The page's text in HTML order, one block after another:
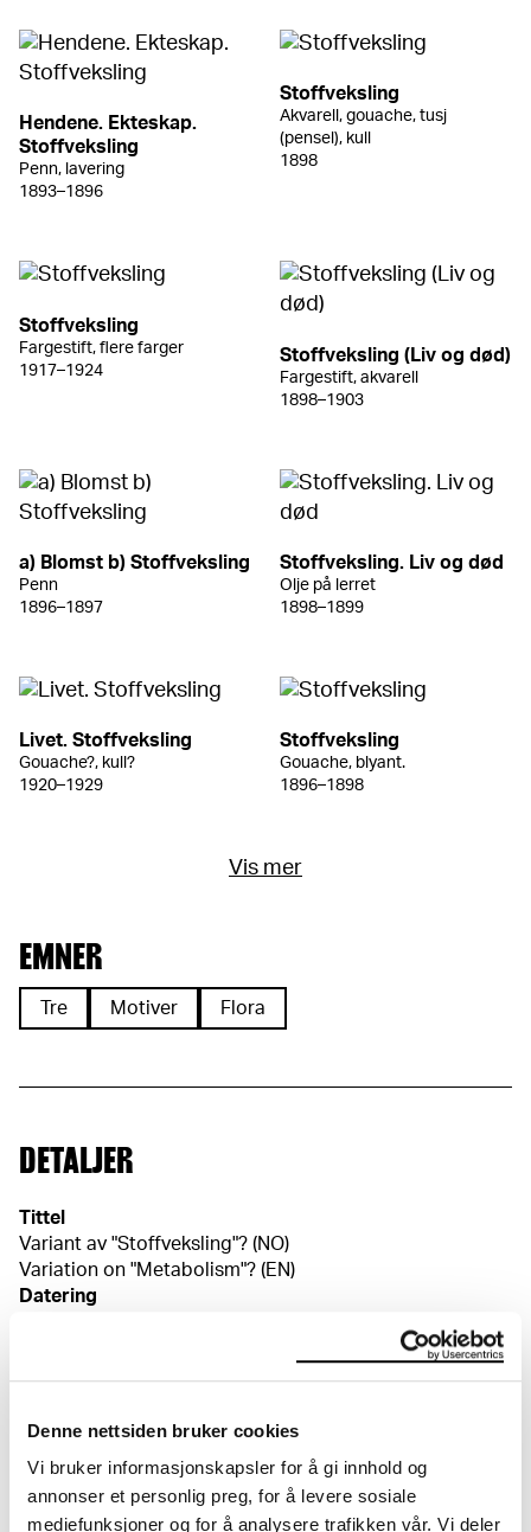
Denne nettsiden bruker cookies
Vi bruker informasjonskapsler for å gi innhold og
annonser et personlig preg, for å levere sosiale
mediefunksjoner og for å analysere trafikken vår. Vi deler
Hendene. Ekteskap.
Stoffveksling
Penn, lavering
1893–1896
Stoffveksling
Akvarell, gouache, tusj
(pensel), kull
1898
Stoffveksling
Fargestift, flere farger
1917–1924
Stoffveksling (Liv og død)
Fargestift, akvarell
1898–1903
a) Blomst b) Stoffveksling
Penn
1896–1897
Stoffveksling. Liv og død
Olje på lerret
1898–1899
Livet. Stoffveksling
Gouache?, kull?
1920–1929
Stoffveksling
Gouache, blyant.
1896–1898
Vis mer
EMNER
Tre Motiver Flora
DETALJER
Tittel
Variant av "Stoffveksling"? (NO)
Variation on "Metabolism"? (EN)
Datering
Redskap/materiale
Mål